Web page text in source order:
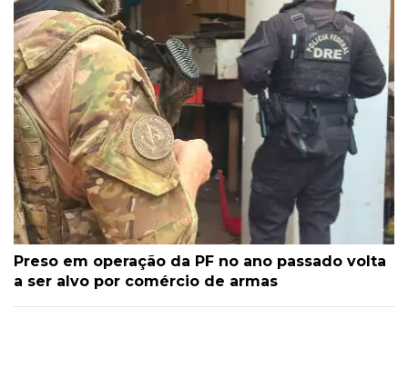
Preso em operação da PF no ano passado volta
a ser alvo por comércio de armas